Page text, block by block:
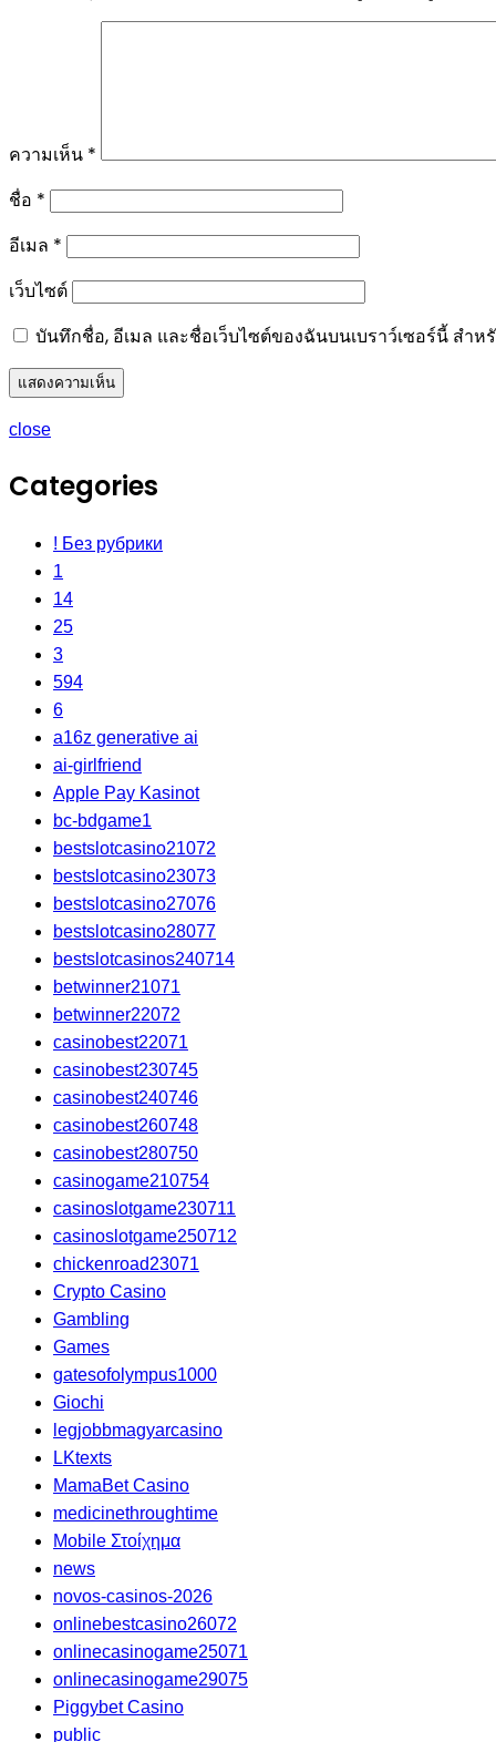
ความเห็น *
ชื่อ *
อีเมล *
เว็บไซต์
บันทึกชื่อ, อีเมล และชื่อเว็บไซต์ของฉันบนเบราว์เซอร์นี้ สำ
close
Categories
! Без рубрики
1
14
25
3
594
6
a16z generative ai
ai-girlfriend
Apple Pay Kasinot
bc-bdgame1
bestslotcasino21072
bestslotcasino23073
bestslotcasino27076
bestslotcasino28077
bestslotcasinos240714
betwinner21071
betwinner22072
casinobest22071
casinobest230745
casinobest240746
casinobest260748
casinobest280750
casinogame210754
casinoslotgame230711
casinoslotgame250712
chickenroad23071
Crypto Casino
Gambling
Games
gatesofolympus1000
Giochi
legjobbmagyarcasino
LKtexts
MamaBet Casino
medicinethroughtime
Mobile Στοίχημα
news
novos-casinos-2026
onlinebestcasino26072
onlinecasinogame25071
onlinecasinogame29075
Piggybet Casino
public